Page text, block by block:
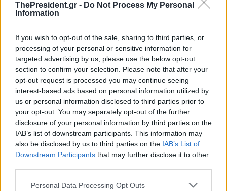
ThePresident.gr - Do Not Process My Personal
Information
If you wish to opt-out of the sale, sharing to third parties, or
processing of your personal or sensitive information for
targeted advertising by us, please use the below opt-out
section to confirm your selection. Please note that after your
opt-out request is processed you may continue seeing
interest-based ads based on personal information utilized by
us or personal information disclosed to third parties prior to
your opt-out. You may separately opt-out of the further
disclosure of your personal information by third parties on the
IAB’s list of downstream participants. This information may
also be disclosed by us to third parties on the IAB’s List of
Downstream Participants that may further disclose it to other
Personal Data Processing Opt Outs